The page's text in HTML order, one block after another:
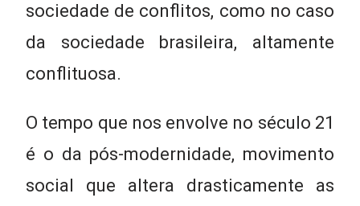
sociedade de conflitos, como no caso
da sociedade brasileira, altamente
conflituosa.
O tempo que nos envolve no século 21
é o da pós-modernidade, movimento
social que altera drasticamente as